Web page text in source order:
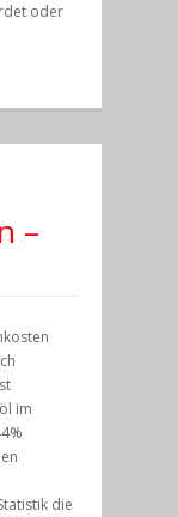
oder
–
im
die